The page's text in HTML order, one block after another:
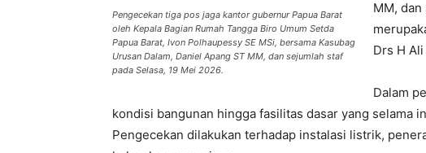
Pengecekan tiga pos jaga kantor gubernur Papua Barat
oleh Kepala Bagian Rumah Tangga Biro Umum Setda
Papua Barat, Ivon Polhaupessy SE MSi, bersama Kasubag
Urusan Dalam, Daniel Apang ST MM, dan sejumlah staf
pada Selasa, 19 Mei 2026.
MM,
Drs H
Dalam
kondisi bangunan hingga fasilitas dasar yang selama
Pengecekan dilakukan terhadap instalasi listrik,